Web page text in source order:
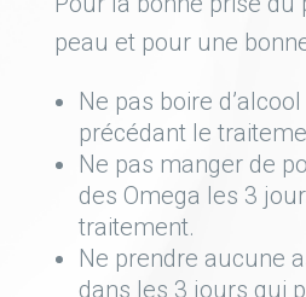
peau et pour une
Ne pas boire
précédant le
Ne pas manger de
des Omega les 3
traitement.
Ne prendre aucune
dans les 3 jours qui